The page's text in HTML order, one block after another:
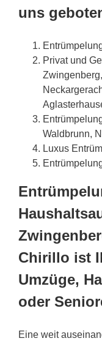
uns
Privat und
Waldbrunn,
Luxus
Chirillo ist
Umzüge,
oder
Eine weit